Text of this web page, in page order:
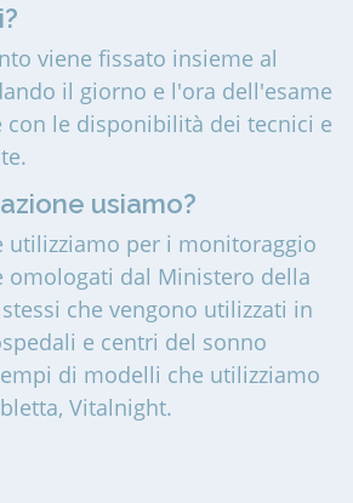
viene fissato insieme al
il giorno e l'ora dell'esame
le disponibilità dei tecnici e
usiamo?
utilizziamo per i monitoraggio
omologati dal Ministero della
che vengono utilizzati in
e centri del sonno
di modelli che utilizziamo
Vitalnight.